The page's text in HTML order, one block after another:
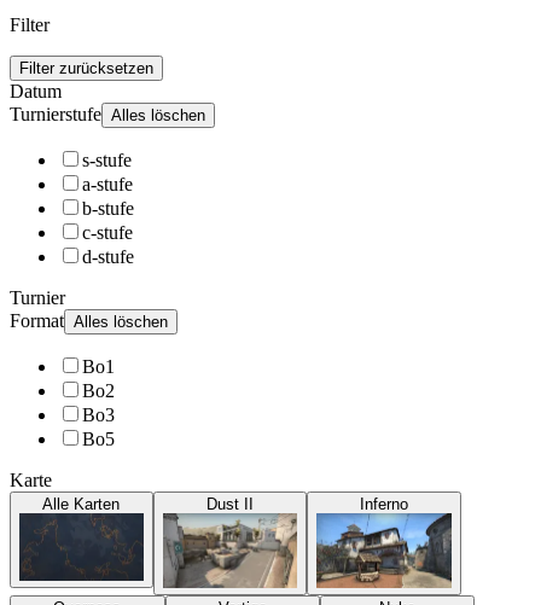
Filter
Filter zurücksetzen
Datum
Turnierstufe Alles löschen
s-stufe
a-stufe
b-stufe
c-stufe
d-stufe
Turnier
Format Alles löschen
Bo1
Bo2
Bo3
Bo5
Karte
Alle Karten Dust II Inferno